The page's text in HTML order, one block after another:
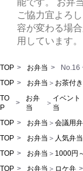
能です。
お弁
ご協力宜よろ
容が変わる場
用しています。
TOP お弁当
No.16
TOP
お弁当 ＞ お茶付
TO
P
お弁
当
＞
イベント
当
TOP
お弁当 ＞ 会議用
TOP
お弁当 ＞ 人気弁当
TOP
お弁当 ＞ 1000円
TOP
お弁当 ＞ ロケ弁